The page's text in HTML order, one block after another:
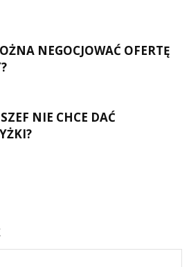
NEGOCJOWAĆ OFERTĘ
NIE CHCE DAĆ